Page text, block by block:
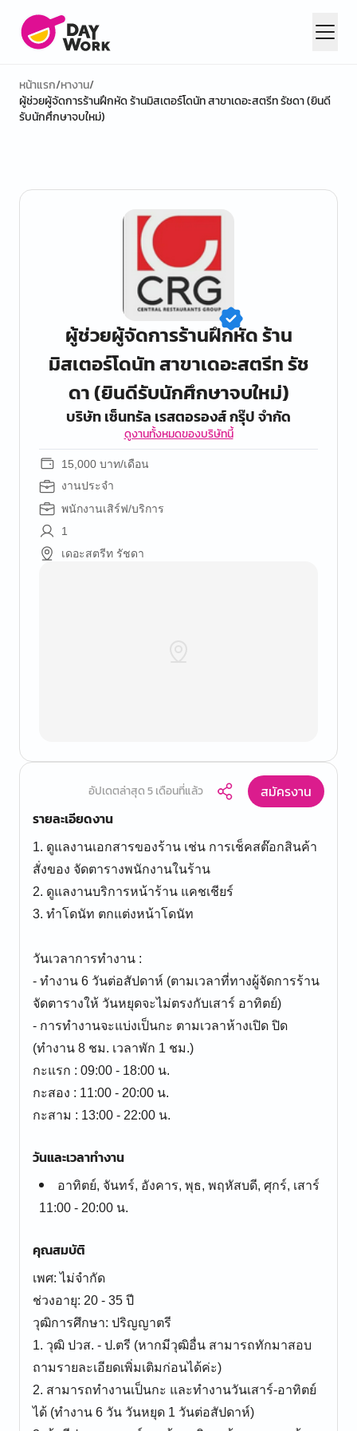
หน้าแรก/หางาน/
ผู้ช่วยผู้จัดการร้านฝึกหัด ร้านมิสเตอร์โดนัท สาขาเดอะสตรีท รัชดา (ยินดี
รับนักศึกษาจบใหม่)
ผู้ช่วยผู้จัดการร้านฝึกหัด ร้าน
มิสเตอร์โดนัท สาขาเดอะสตรีท รัช
ดา (ยินดีรับนักศึกษาจบใหม่)
บริษัท เซ็นทรัล เรสตอรองส์ กรุ๊ป จํากัด
ดูงานทั้งหมดของบริษัทนี้
15,000 บาท/เดือน
งานประจำ
พนักงานเสิร์ฟ/บริการ
1
เดอะสตรีท รัชดา
อัปเดตล่าสุด 5 เดือนที่แล้ว
สมัครงาน
รายละเอียดงาน
1. ดูแลงานเอกสารของร้าน เช่น การเช็คสต๊อกสินค้า
สั่งของ จัดตารางพนักงานในร้าน
2. ดูแลงานบริการหน้าร้าน แคชเชียร์
3. ทำโดนัท ตกแต่งหน้าโดนัท
วันเวลาการทำงาน :
- ทำงาน 6 วันต่อสัปดาห์ (ตามเวลาที่ทางผู้จัดการร้าน
จัดตารางให้ วันหยุดจะไม่ตรงกับเสาร์ อาทิตย์)
- การทำงานจะแบ่งเป็นกะ ตามเวลาห้างเปิด ปิด
(ทำงาน 8 ชม. เวลาพัก 1 ชม.)
กะแรก : 09:00 - 18:00 น.
กะสอง : 11:00 - 20:00 น.
กะสาม : 13:00 - 22:00 น.
วันและเวลาทำงาน
อาทิตย์, จันทร์, อังคาร, พุธ, พฤหัสบดี, ศุกร์, เสาร์
11:00 - 20:00 น.
คุณสมบัติ
เพศ: ไม่จำกัด
ช่วงอายุ: 20 - 35 ปี
วุฒิการศึกษา: ปริญญาตรี
1. วุฒิ ปวส. - ป.ตรี (หากมีวุฒิอื่น สามารถทักมาสอบ
ถามรายละเอียดเพิ่มเติมก่อนได้ค่ะ)
2. สามารถทำงานเป็นกะ และทำงานวันเสาร์-อาทิตย์
ได้ (ทำงาน 6 วัน วันหยุด 1 วันต่อสัปดาห์)